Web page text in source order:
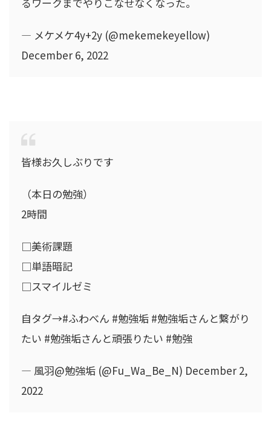
— メケメケ4y+2y (@mekemekeyellow)
December 6, 2022
皆様お久しぶりです
（本日の勉強）
2時間
□美術課題
□単語暗記
□スマイルゼミ
自タグ→#ふわべん #勉強垢 #勉強垢さんと繋がり
たい #勉強垢さんと頑張りたい #勉強
— 風羽@勉強垢 (@Fu_Wa_Be_N) December 2,
2022